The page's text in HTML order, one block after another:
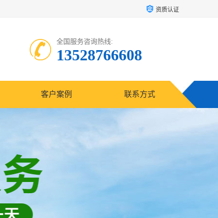
资质认证
全国服务咨询热线:
13528766608
客户案例 联系方式